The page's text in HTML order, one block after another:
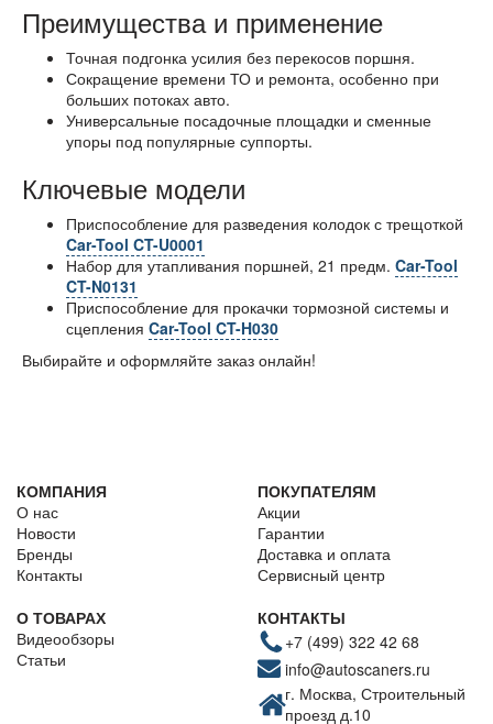
Преимущества и применение
Точная подгонка усилия без перекосов поршня.
Сокращение времени ТО и ремонта, особенно при
больших потоках авто.
Универсальные посадочные площадки и сменные
упоры под популярные суппорты.
Ключевые модели
Приспособление для разведения колодок с трещоткой
Car-Tool CT-U0001
Набор для утапливания поршней, 21 предм. Car-Tool
CT-N0131
Приспособление для прокачки тормозной системы и
сцепления Car-Tool CT-H030
Выбирайте и оформляйте заказ онлайн!
КОМПАНИЯ
О нас
Новости
Бренды
Контакты
ПОКУПАТЕЛЯМ
Акции
Гарантии
Доставка и оплата
Сервисный центр
О ТОВАРАХ
Видеообзоры
Статьи
КОНТАКТЫ
+7 (499) 322 42 68
info@autoscaners.ru
г. Москва, Строительный
проезд д.10